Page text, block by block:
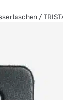
/